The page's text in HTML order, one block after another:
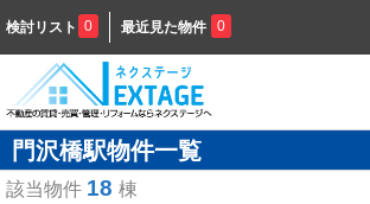
検討リスト 0 最近見た物件 0
門沢橋駅物件一覧
該当物件 18 棟